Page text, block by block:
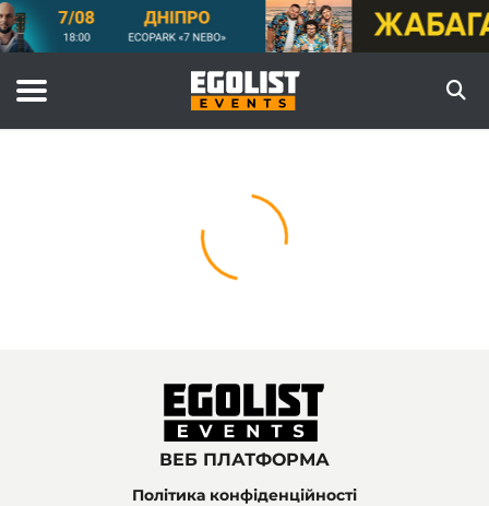
ВЕБ ПЛАТФОРМА
Політика конфіденційності